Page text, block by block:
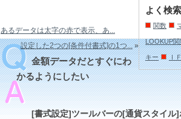
よく検
関数
LOOKUP関
キー Ｉ
あるデータは太字の赤で表示、あ...
設定した2つの[条件付書式]の1つ...»
金額データだとすぐにわ
かるようにしたい
[書式設定]ツールバーの[通貨スタイル